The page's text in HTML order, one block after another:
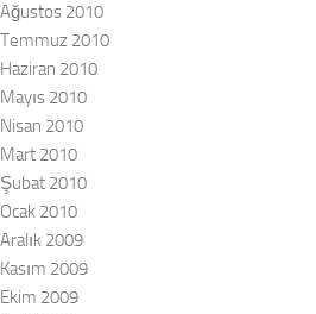
Ağustos 2010
Temmuz 2010
Haziran 2010
Mayıs 2010
Nisan 2010
Mart 2010
Şubat 2010
Ocak 2010
Aralık 2009
Kasım 2009
Ekim 2009